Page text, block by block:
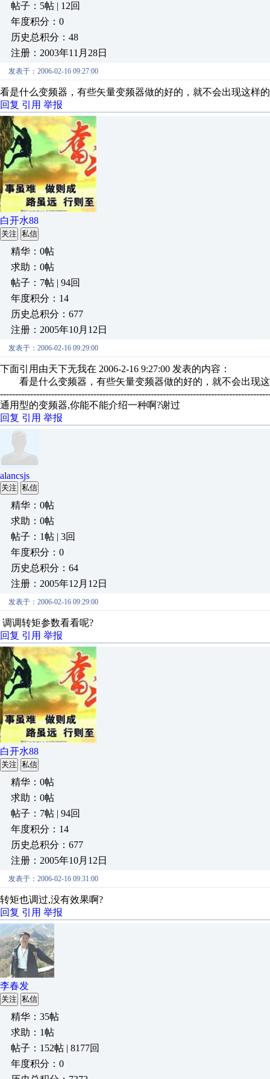
帖子：5帖 | 12回
年度积分：0
历史总积分：48
注册：2003年11月28日
发表于：2006-02-16 09:27:00
看是什么变频器，有些矢量变频器做的好的，就不会出现这样
回复 引用 举报
白开水88
关注 私信
精华：0帖
求助：0帖
帖子：7帖 | 94回
年度积分：14
历史总积分：677
注册：2005年10月12日
发表于：2006-02-16 09:29:00
下面引用由天下无我在 2006-2-16 9:27:00 发表的内容：
看是什么变频器，有些矢量变频器做的好的，就不会出现
通用型的变频器,你能不能介绍一种啊?谢过
回复 引用 举报
alancsjs
关注 私信
精华：0帖
求助：0帖
帖子：1帖 | 3回
年度积分：0
历史总积分：64
注册：2005年12月12日
发表于：2006-02-16 09:29:00
调调转矩参数看看呢?
回复 引用 举报
白开水88
关注 私信
精华：0帖
求助：0帖
帖子：7帖 | 94回
年度积分：14
历史总积分：677
注册：2005年10月12日
发表于：2006-02-16 09:31:00
转矩也调过,没有效果啊?
回复 引用 举报
李春发
关注 私信
精华：35帖
求助：1帖
帖子：152帖 | 8177回
年度积分：0